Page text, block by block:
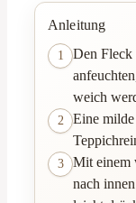
Anleitung
1
Den Fleck
weich
2
Eine milde
3
Mit einem
nach